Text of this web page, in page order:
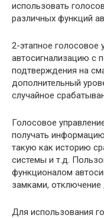
использовать
различных функций
2-этапное голосовое
автосигнализацию
подтверждения на
дополнительный
случайное
Голосовое
получать
такую как историю
системы и т.д.
функционалом
замками, отключение
Для использования